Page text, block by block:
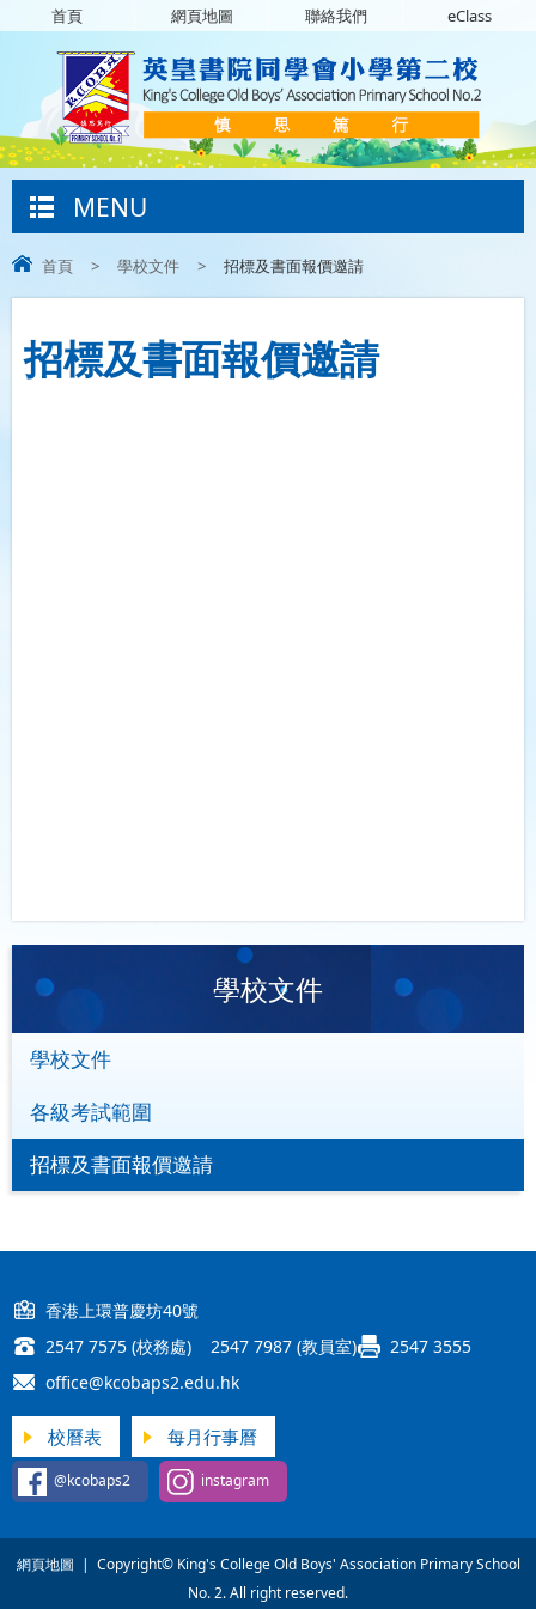
首頁 網頁地圖 聯絡我們 eClass
MENU
首頁 > 學校文件 > 招標及書面報價邀請
招標及書面報價邀請
學校文件
學校文件
各級考試範圍
招標及書面報價邀請
香港上環普慶坊40號
2547 7575 (校務處) 2547 7987 (教員室)
2547 3555
office@kcobaps2.edu.hk
校曆表 每月行事曆
@kcobaps2 instagram
網頁地圖 | Copyright© King's College Old Boys' Association Primary School
No. 2. All right reserved.